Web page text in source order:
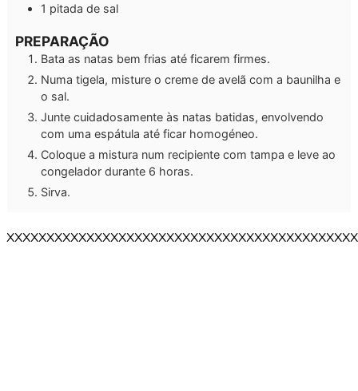
1 pitada de sal
PREPARAÇÃO
Bata as natas bem frias até ficarem firmes.
Numa tigela, misture o creme de avelã com a baunilha e
o sal.
Junte cuidadosamente às natas batidas, envolvendo
com uma espátula até ficar homogéneo.
Coloque a mistura num recipiente com tampa e leve ao
congelador durante 6 horas.
Sirva.